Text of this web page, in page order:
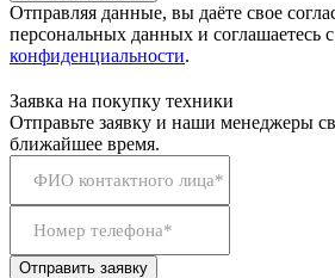
Отправляя данные, вы даёте свое
персональных данных и соглашаетесь
конфиденциальности.
Заявка на покупку техники
Отправьте заявку и наши менеджеры
ближайшее время.
ФИО контактного лица*
Номер телефона*
Отправить заявку